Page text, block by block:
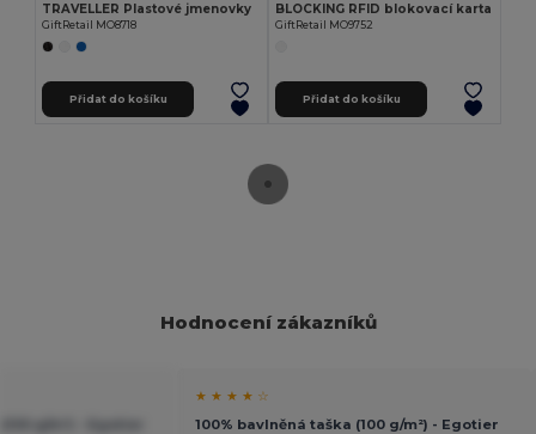
TRAVELLER Plastové jmenovky
GiftRetail MO8718
Přidat do košíku
BLOCKING RFID blokovací karta
GiftRetail MO9752
Přidat do košíku
Hodnocení zákazníků
★ ★ ★ ★ ☆
100% bavlněná taška (100 g/m²) - Egotier